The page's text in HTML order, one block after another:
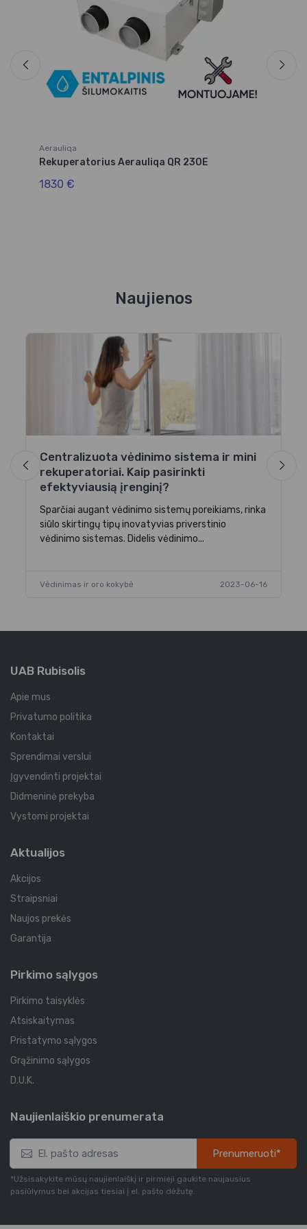
Aerauliqa
Rekuperatorius Aerauliqa QR 230E
1830 €
Naujienos
Centralizuota vėdinimo sistema ir mini
rekuperatoriai. Kaip pasirinkti
efektyviausią įrenginį?
Sparčiai augant vėdinimo sistemų poreikiams, rinka
siūlo skirtingų tipų inovatyvias priverstinio
vėdinimo sistemas. Didelis vėdinimo...
Vėdinimas ir oro kokybė 2023-06-16
UAB Rubisolis
Apie mus
Privatumo politika
Kontaktai
Sprendimai verslui
Įgyvendinti projektai
Didmeninė prekyba
Vystomi projektai
Aktualijos
Akcijos
Straipsniai
Naujos prekės
Garantija
Pirkimo sąlygos
Pirkimo taisyklės
Atsiskaitymas
Pristatymo sąlygos
Grąžinimo sąlygos
D.U.K.
Naujienlaiškio prenumerata
Prenumeruoti*
*Užsisakykite mūsų naujienlaiškį ir pirmieji gaukite naujausius
pasiūlymus bei akcijas tiesiai į el. pašto dėžutę.